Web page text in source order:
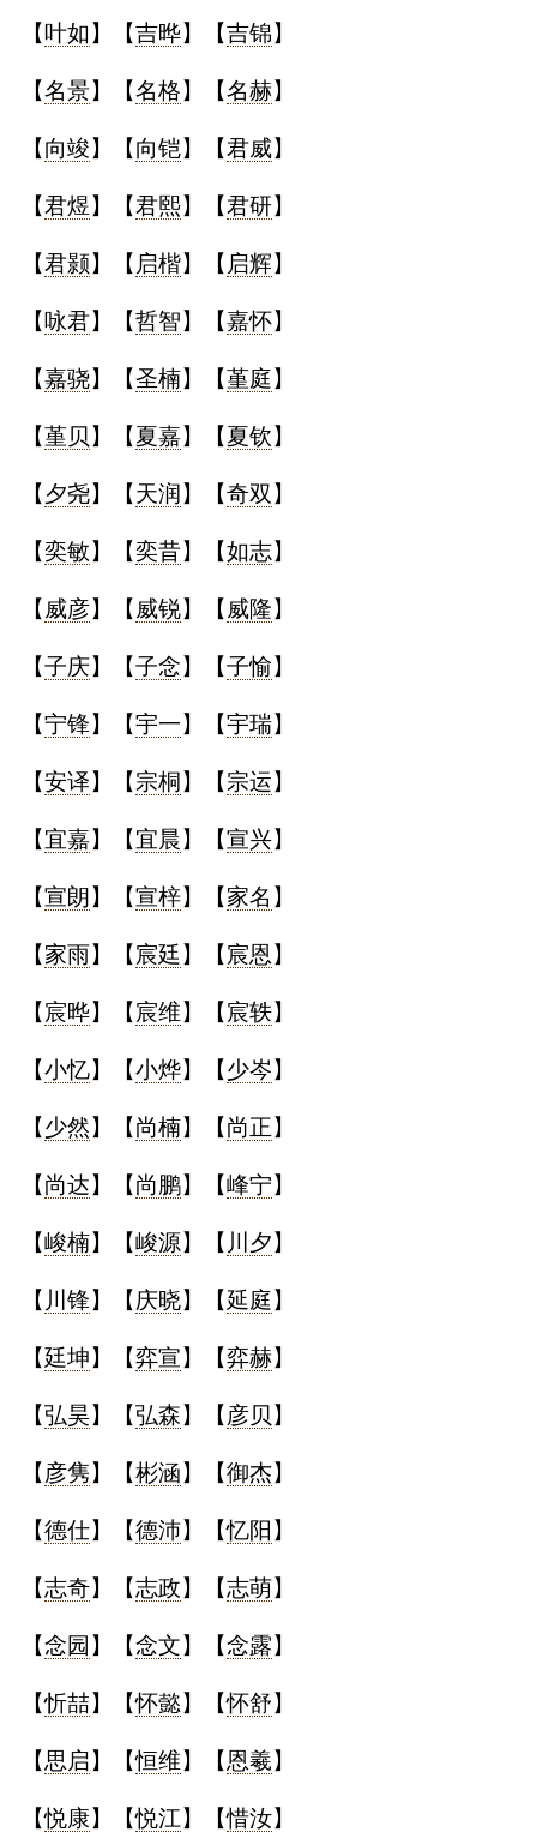
【 叶如 】【吉晔】【吉锦】
【名景】【名格】【名赫】
【向竣】【向铠】【君威】
【君煜】【君熙】【君研】
【君颢】【 启楷】【 启辉】
【 咏君】【哲智】【嘉怀】
【嘉骁】【圣楠】【堇庭】
【堇贝 】【夏嘉】【夏钦】
【夕尧】【天润 】【奇双 】
【奕敏】【奕昔】【如志】
【 威彦】【 威锐】【 威隆】
【子庆】【子念】【子愉】
【宁锋】【宇一】【宇瑞】
【安译】【宗桐 】【宗运】
【宜嘉】【宜晨】【宣兴】
【宣朗 】【宣梓】【家名 】
【家雨】【宸廷 】【宸恩 】
【宸晔】【宸维】【宸轶】
【小忆】【小烨】【少岑】
【少然】【尚楠】【尚正】
【尚达】【尚鹏】【峰宁】
【峻楠】【峻源】【 川夕】
【 川锋】【庆晓】【延庭】
【廷坤】【弈宣】【弈赫】
【弘昊】【弘森】【 彦贝 】
【 彦隽】【彬涵】【御杰】
【德仕】【德沛】【忆阳 】
【志奇】【志政】【志萌】
【念园 】【念文】【念露】
【忻喆】【怀懿】【怀舒】
【思启】【恒维】【恩羲】
【悦康】【悦江】【惜汝】